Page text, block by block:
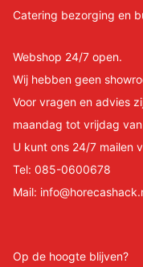
Catering bezorging en
Webshop 24/7 open.
Wij hebben geen
Voor vragen en advies
maandag tot vrijdag
U kunt ons 24/7 mailen
Tel: 085-0600678
Mail:
Op de hoogte blijven?